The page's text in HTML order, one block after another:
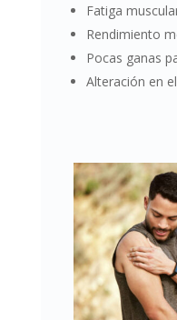
Fatiga
Rendimiento
Pocas ganas
Alteración en